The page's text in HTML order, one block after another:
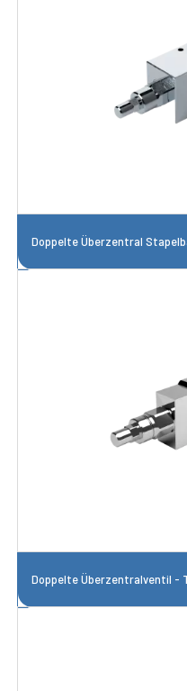
Doppelte Überzentral
Doppelte Überzentralventil -